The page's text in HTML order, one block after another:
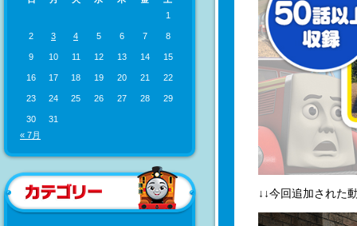
1
2 3 4 5 6 7 8
9 10 11 12 13 14 15
16 17 18 19 20 21 22
23 24 25 26 27 28 29
30
31
« 7月
↓↓今回追加された